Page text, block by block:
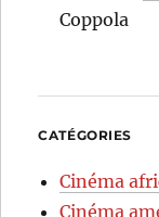
Coppola
CATÉGORIES
Cinéma
Cinéma